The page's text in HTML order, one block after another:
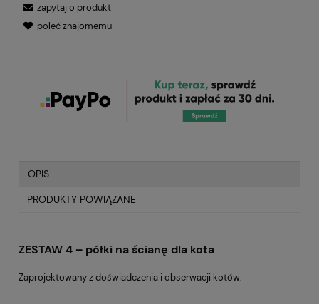
zapytaj o produkt
poleć znajomemu
OPIS
PRODUKTY POWIĄZANE
ZESTAW 4 – półki na ścianę dla kota
Zaprojektowany z doświadczenia i obserwacji kotów.